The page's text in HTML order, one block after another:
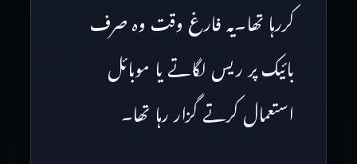
کررہا تھا۔یہ فارغ وقت وہ صرف
بائیک پر ریس لگاتے یا موبائل
استعمال کرتے گزار رہا تھا۔